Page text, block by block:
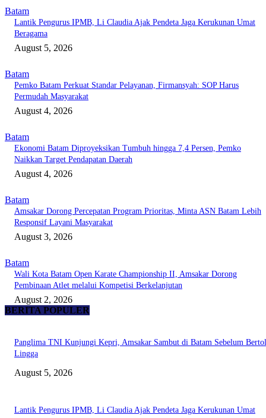
Batam
Lantik Pengurus IPMB, Li Claudia Ajak Pendeta Jaga Kerukunan Umat
Beragama
August 5, 2026
Batam
Pemko Batam Perkuat Standar Pelayanan, Firmansyah: SOP Harus
Permudah Masyarakat
August 4, 2026
Batam
Ekonomi Batam Diproyeksikan Tumbuh hingga 7,4 Persen, Pemko
Naikkan Target Pendapatan Daerah
August 4, 2026
Batam
Amsakar Dorong Percepatan Program Prioritas, Minta ASN Batam Lebih
Responsif Layani Masyarakat
August 3, 2026
Batam
Wali Kota Batam Open Karate Championship II, Amsakar Dorong
Pembinaan Atlet melalui Kompetisi Berkelanjutan
August 2, 2026
BERITA POPULER
Panglima TNI Kunjungi Kepri, Amsakar Sambut di Batam Sebelum
Lingga
August 5, 2026
Lantik Pengurus IPMB, Li Claudia Ajak Pendeta Jaga Kerukunan Umat